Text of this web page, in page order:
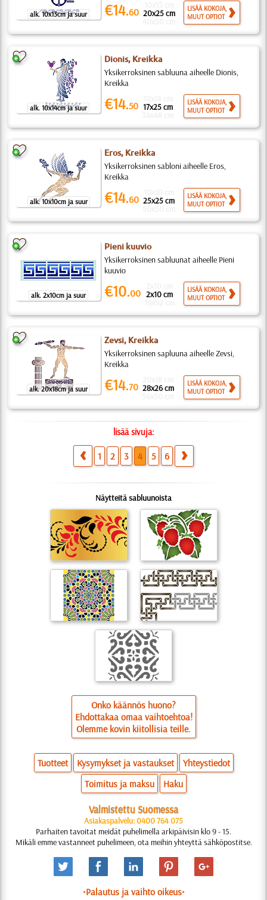
alk. 10x13cm ja suur €14.60 20x25 cm
LISÄÄ KOKOJA,
MUUT OPTIOT
alk. 10x14cm ja suur
Dionis, Kreikka
Yksikerroksinen sabluuna aiheelle Dionis,
Kreikka
€14.50 17x25 cm
LISÄÄ KOKOJA,
MUUT OPTIOT
alk. 10x10cm ja suur
Eros, Kreikka
Yksikerroksinen sabloni aiheelle Eros,
Kreikka
€14.60 25x25 cm
LISÄÄ KOKOJA,
MUUT OPTIOT
alk. 2x10cm ja suur
Pieni kuuvio
Yksikerroksinen sabluunat aiheelle Pieni
kuuvio
€10.00 2x10 cm
LISÄÄ KOKOJA,
MUUT OPTIOT
alk. 20x18cm ja suur
Zevsi, Kreikka
Yksikerroksinen sapluuna aiheelle Zevsi,
Kreikka
€14.70 28x26 cm
LISÄÄ KOKOJA,
MUUT OPTIOT
lisää sivuja:
1 2 3 4 5 6
Näytteitä sabluunoista
Onko käännös huono?
Ehdottakaa omaa vaihtoehtoa!
Olemme kovin kiitollisia teille.
Tuotteet Kysymykset ja vastaukset
Yhteystiedot
Toimitus ja maksu
Haku
Valmistettu Suomessa
Asiakaspalvelu: 0400 764 075
Parhaiten tavoitat meidät puhelimella arkipäivisin klo 9 - 15.
Mikäli emme vastanneet puhelimeen, ota meihin yhteyttä sähköpostitse.
•Palautus ja vaihto oikeus•